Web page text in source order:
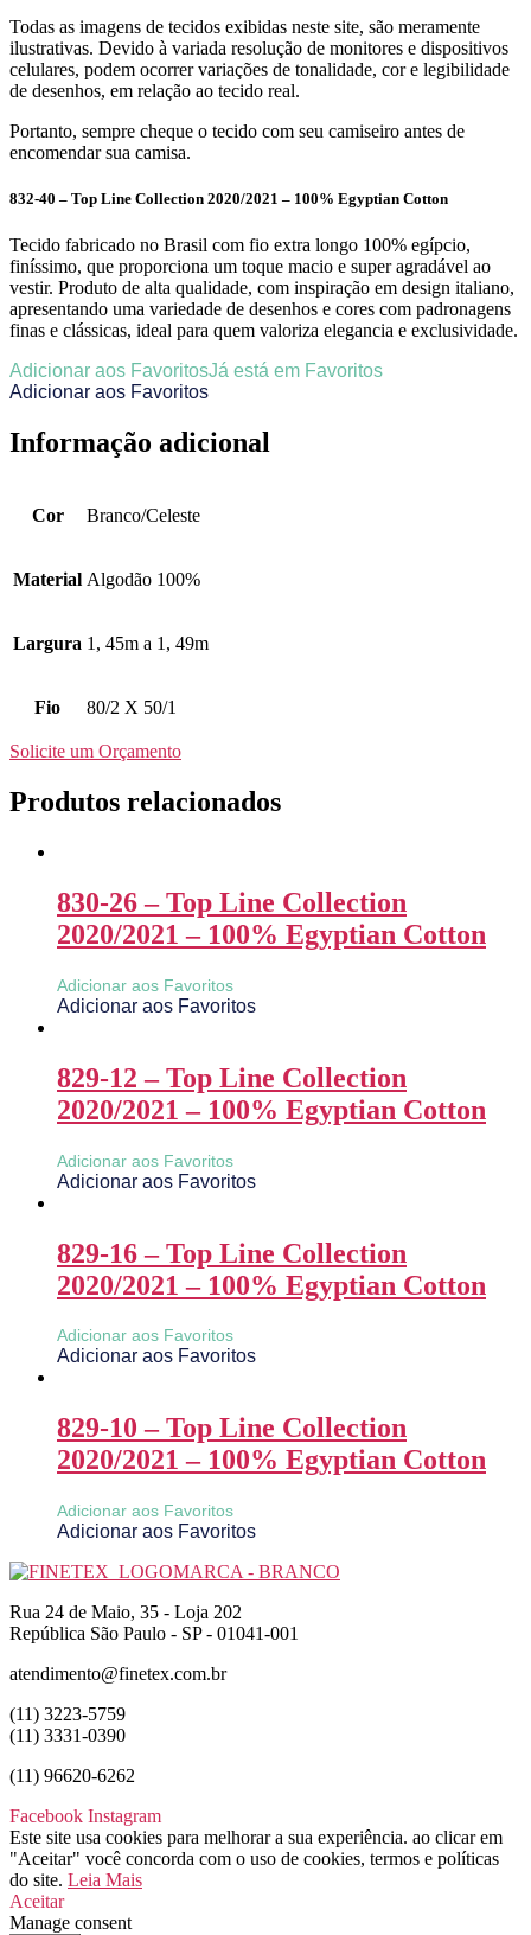
Todas as imagens de tecidos exibidas neste site, são meramente
ilustrativas. Devido à variada resolução de monitores e dispositivos
celulares, podem ocorrer variações de tonalidade, cor e legibilidade
de desenhos, em relação ao tecido real.
Portanto, sempre cheque o tecido com seu camiseiro antes de
encomendar sua camisa.
832-40 – Top Line Collection 2020/2021 – 100% Egyptian Cotton
Tecido fabricado no Brasil com fio extra longo 100% egípcio,
finíssimo, que proporciona um toque macio e super agradável ao
vestir. Produto de alta qualidade, com inspiração em design italiano,
apresentando uma variedade de desenhos e cores com padronagens
finas e clássicas, ideal para quem valoriza elegancia e exclusividade.
Adicionar aos FavoritosJá está em Favoritos
Adicionar aos Favoritos
Informação adicional
Cor Branco/Celeste
Material Algodão 100%
Largura 1, 45m a 1, 49m
Fio 80/2 X 50/1
Solicite um Orçamento
Produtos relacionados
830-26 – Top Line Collection
2020/2021 – 100% Egyptian Cotton
Adicionar aos Favoritos
Adicionar aos Favoritos
829-12 – Top Line Collection
2020/2021 – 100% Egyptian Cotton
Adicionar aos Favoritos
Adicionar aos Favoritos
829-16 – Top Line Collection
2020/2021 – 100% Egyptian Cotton
Adicionar aos Favoritos
Adicionar aos Favoritos
829-10 – Top Line Collection
2020/2021 – 100% Egyptian Cotton
Adicionar aos Favoritos
Adicionar aos Favoritos
Rua 24 de Maio, 35 - Loja 202
República São Paulo - SP - 01041-001
atendimento@finetex.com.br
(11) 3223-5759
(11) 3331-0390
(11) 96620-6262
Facebook Instagram
Este site usa cookies para melhorar a sua experiência. ao clicar em
"Aceitar" você concorda com o uso de cookies, termos e políticas
do site. Leia Mais
Aceitar
Manage consent